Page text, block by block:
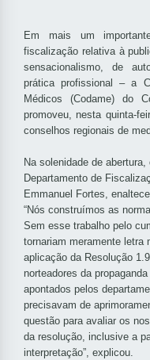
Em mais um
fiscalização relativa à
sensacionalismo, de
prática profissional – a
Médicos (Codame) do
promoveu, nesta quinta-
conselhos regionais de
Na solenidade de
Departamento de
Emmanuel Fortes,
“Nós construímos as
Sem esse trabalho pelo
tornariam meramente letra
aplicação da Resolução
norteadores da
apontados pelos
precisavam de
questão para avaliar os
da resolução, inclusive a
interpretação”, explicou.